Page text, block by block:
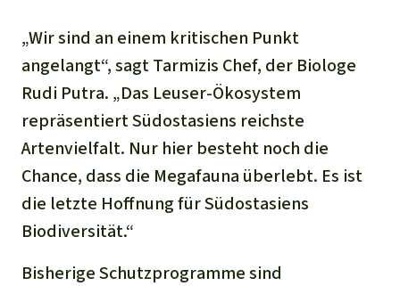
„Wir sind an einem kritischen Punkt
angelangt“, sagt Tarmizis Chef, der Biologe
Rudi Putra. „Das Leuser-Ökosystem
repräsentiert Südostasiens reichste
Artenvielfalt. Nur hier besteht noch die
Chance, dass die Megafauna überlebt. Es ist
die letzte Hoffnung für Südostasiens
Biodiversität.“
Bisherige Schutzprogramme sind